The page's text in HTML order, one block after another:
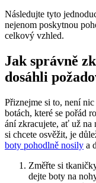
Následujte tyto
nejenom poskytnou
celkový⁤ vzhled.
Jak správně
dosáhli⁣
Přiznejme si ‍to, není
botách, které se pořád
ání zkracujete, ať už na
si ⁤chcete ​osvěžit,⁤ je
boty pohodlně nosily a
Změřte si
dejte boty na